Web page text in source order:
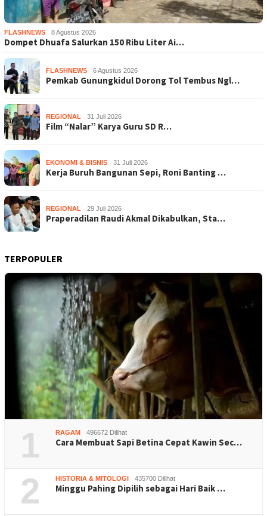
FLASHNEWS 8 Agustus 2026
Dompet Dhuafa Salurkan 150 Ribu Liter Ai…
FLASHNEWS 6 Agustus 2026
Pemkab Gunungkidul Dorong Tol Tembus Ngl…
REGIONAL 31 Juli 2026
Film “Nalar” Karya Guru SD R…
EKONOMI & BISNIS 31 Juli 2026
Kerja Buruh Bangunan Sepi, Roni Banting …
REGIONAL 29 Juli 2026
Praperadilan Raudi Akmal Dikabulkan, Sta…
TERPOPULER
1 RAGAM 496672 Dilihat
Cara Membuat Sapi Betina Cepat Kawin Sec…
2 HISTORIA & MITOLOGI 435700 Dilihat
Minggu Pahing Dipilih sebagai Hari Baik …